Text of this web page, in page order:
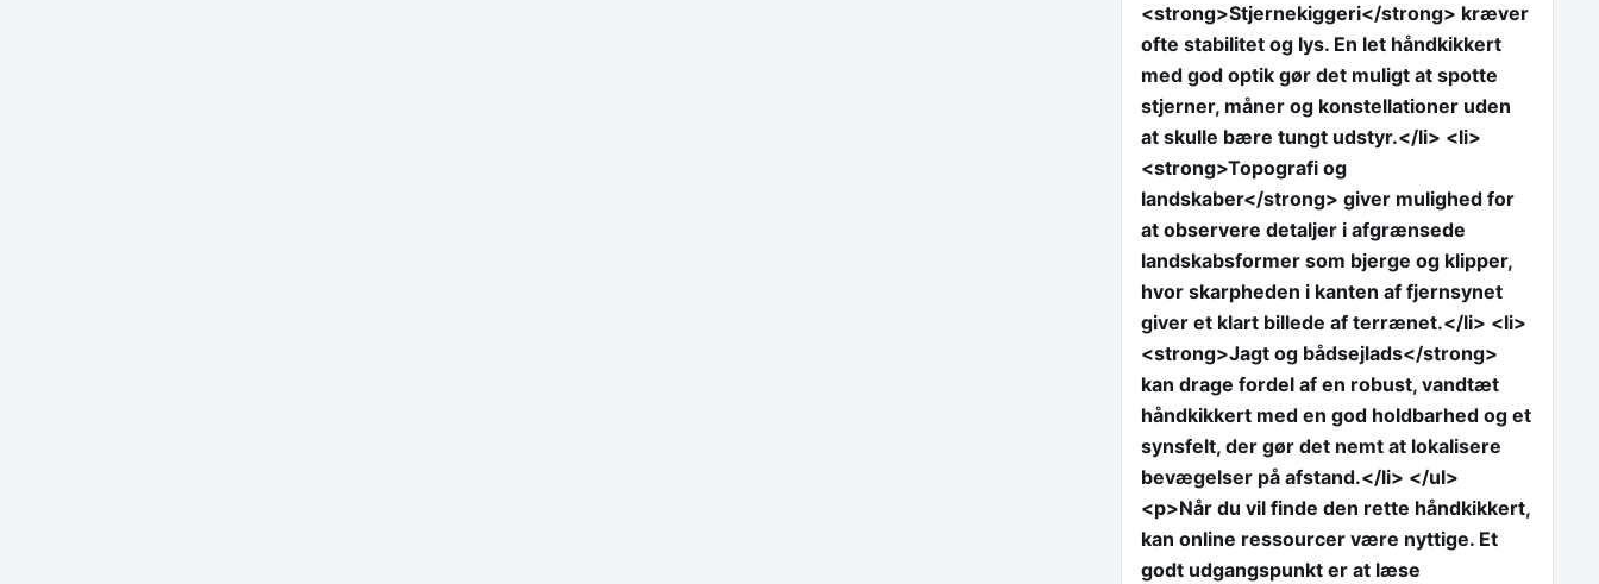
<strong>Stjernekiggeri</strong> kræver
ofte stabilitet og lys. En let håndkikkert
med god optik gør det muligt at spotte
stjerner, måner og konstellationer uden
at skulle bære tungt udstyr.</li> <li>
<strong>Topografi og
landskaber</strong> giver mulighed for
at observere detaljer i afgrænsede
landskabsformer som bjerge og klipper,
hvor skarpheden i kanten af fjernsynet
giver et klart billede af terrænet.</li> <li>
<strong>Jagt og bådsejlads</strong>
kan drage fordel af en robust, vandtæt
håndkikkert med en god holdbarhed og et
synsfelt, der gør det nemt at lokalisere
bevægelser på afstand.</li> </ul>
<p>Når du vil finde den rette håndkikkert,
kan online ressourcer være nyttige. Et
godt udgangspunkt er at læse